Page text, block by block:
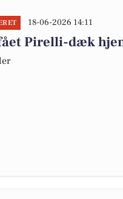
18-06-2026 14:11
Pirelli-dæk